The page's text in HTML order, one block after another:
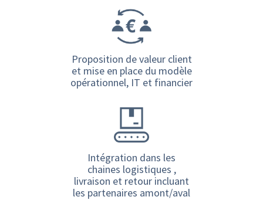
Proposition de valeur client
et mise en place du modèle
opérationnel, IT et financier
Intégration dans les
chaines logistiques ,
livraison et retour incluant
les partenaires amont/aval